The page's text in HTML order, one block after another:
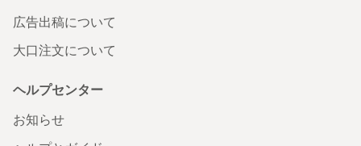
広告出稿について
大口注文について
ヘルプセンター
お知らせ